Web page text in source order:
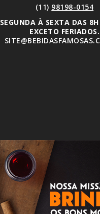
(11) 98198-0154
SEGUNDA À SEXTA DAS
EXCETO FERIADOS.